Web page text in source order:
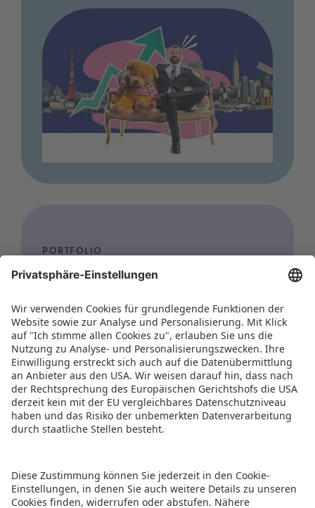
PORTFOLIO
Kids India – Indiens
führende B2B-Messe für
Spielwaren